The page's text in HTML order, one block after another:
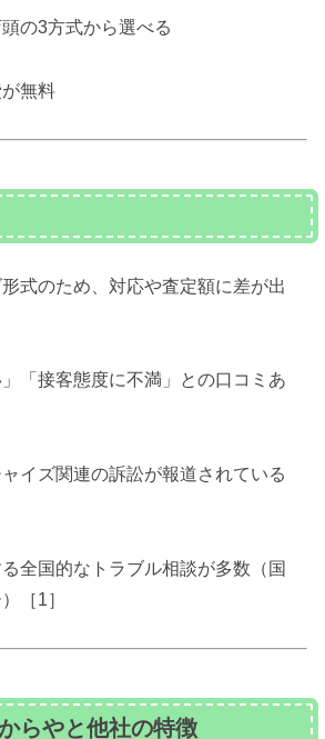
の3方式から選べる
無料
式のため、対応や査定額に差が出
」「接客態度に不満」との口コミあ
イズ関連の訴訟が報道されている
全国的なトラブル相談が多数（国
［1］
らやと他社の特徴